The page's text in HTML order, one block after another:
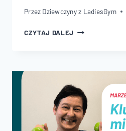
Przez Dziewczyny z LadiesGym
CZYTAJ DALEJ KLUBOWICZKA
KWIECIEŃ